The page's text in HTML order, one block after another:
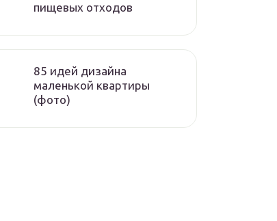
пищевых отходов
85 идей дизайна
маленькой квартиры
(фото)